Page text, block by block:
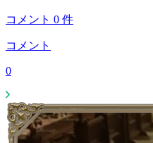
コメント 0 件
コメント
0